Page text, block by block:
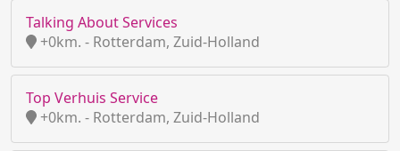
Talking About Services
+0km. - Rotterdam, Zuid-Holland
Top Verhuis Service
+0km. - Rotterdam, Zuid-Holland